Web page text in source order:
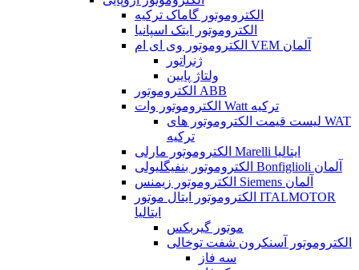
الکتروموتور گاماک ترکیه
الکتروموتور ایتک اسپانیا
الکتروموتور وی ای ام VEM آلمان
ژنراتور
ولتاژ پایین
الکتروموتور ABB
الکتروموتور وات Watt ترکیه
لیست قیمت الکتروموتور های WAT
ترکیه
الکتروموتور مارلی Marelli ایتالیا
الکتروموتور بنفیگلیولی Bonfiglioli آلمان
الکتروموتور زیمنس Siemens آلمان
الکتروموتور ایتال موتور ITALMOTOR
ایتالیا
موتور گیربکس
الکتروموتور آسنکرون شفت توخالی
سه فاز